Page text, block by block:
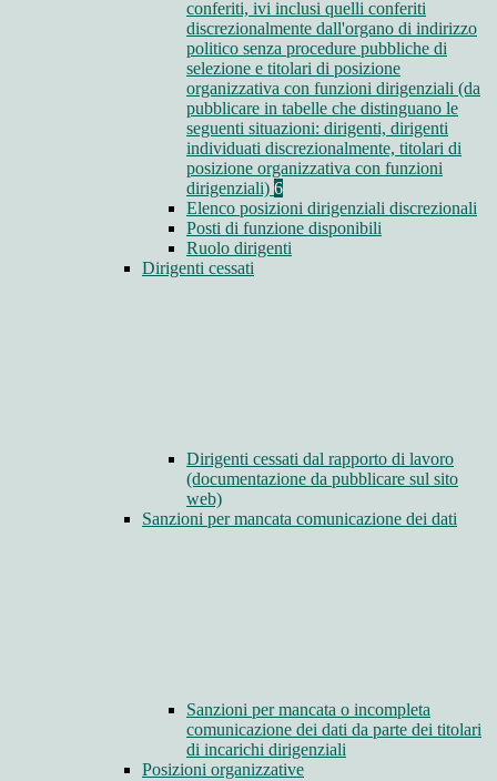
conferiti, ivi inclusi quelli conferiti
discrezionalmente dall'organo di indirizzo
politico senza procedure pubbliche di
selezione e titolari di posizione
organizzativa con funzioni dirigenziali (da
pubblicare in tabelle che distinguano le
seguenti situazioni: dirigenti, dirigenti
individuati discrezionalmente, titolari di
posizione organizzativa con funzioni
dirigenziali) 6
Elenco posizioni dirigenziali discrezionali
Posti di funzione disponibili
Ruolo dirigenti
Dirigenti cessati
Dirigenti cessati dal rapporto di lavoro
(documentazione da pubblicare sul sito
web)
Sanzioni per mancata comunicazione dei dati
Sanzioni per mancata o incompleta
comunicazione dei dati da parte dei titolari
di incarichi dirigenziali
Posizioni organizzative